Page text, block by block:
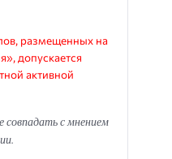
размещенных на
допускается
активной
с мнением